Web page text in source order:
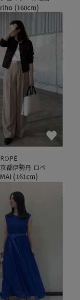
riho (160cm)
ROPÉ
京都伊勢丹 ロペ
MAI (161cm)